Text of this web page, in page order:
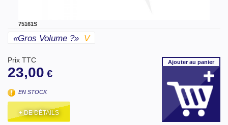
75161S
«gros Volume ?» V
Prix TTC
23,00 €
EN STOCK
+ DE DÉTAILS
Ajouterau panier